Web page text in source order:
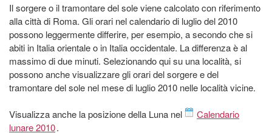
Il sorgere o il tramontare del sole viene calcolato con riferimento
alla città di Roma. Gli orari nel calendario di luglio del 2010
possono leggermente differire, per esempio, a secondo che si
abiti in Italia orientale o in Italia occidentale. La differenza è al
massimo di due minuti. Selezionando qui su una località, si
possono anche visualizzare gli orari del sorgere e del
tramontare del sole nel mese di luglio 2010 nelle località vicine.
Visualizza anche la posizione della Luna nel
Calendario
lunare 2010.